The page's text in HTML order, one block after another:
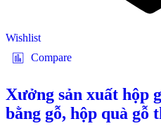
Wishlist
Compare
Xưởng sản xuất hộp
bằng gỗ, hộp quà gỗ